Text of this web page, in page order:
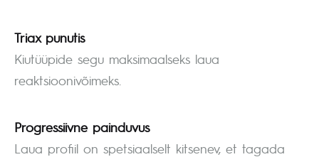
Triax punutis
Kiutüüpide segu maksimaalseks laua
reaktsioonivõimeks.
Progressiivne painduvus
Laua profiil on spetsiaalselt kitsenev, et tagada